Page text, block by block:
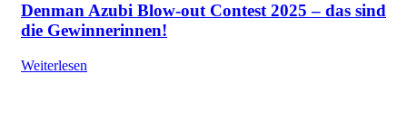
Denman Azubi Blow-out Contest 2025 – das sind
die Gewinnerinnen!
Weiterlesen